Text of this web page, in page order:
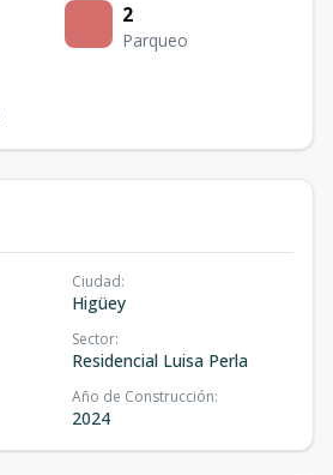
2
Parqueo
Ciudad:
Higüey
Sector:
Residencial Luisa Perla
Año de Construcción:
2024